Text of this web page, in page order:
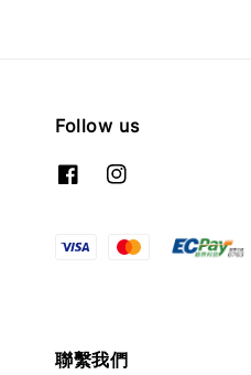
Follow us
聯繫我們